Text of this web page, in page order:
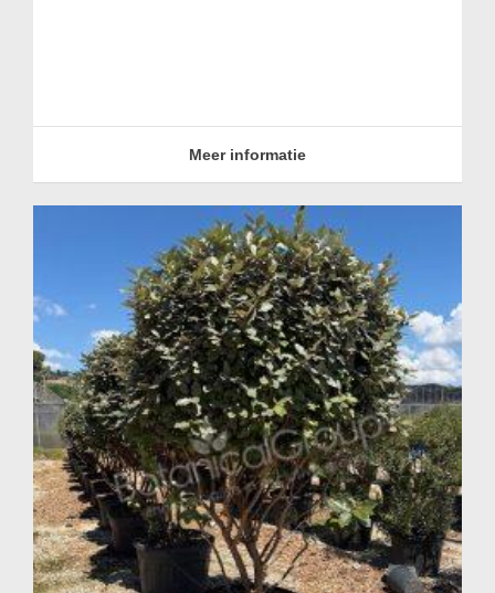
Meer informatie